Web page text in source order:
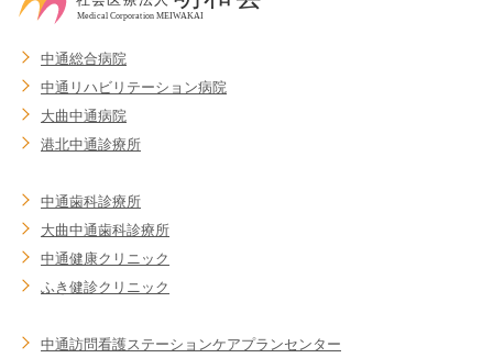
中通総合病院
中通リハビリテーション病院
大曲中通病院
港北中通診療所
中通歯科診療所
大曲中通歯科診療所
中通健康クリニック
ふき健診クリニック
中通訪問看護ステーションケアプランセンター